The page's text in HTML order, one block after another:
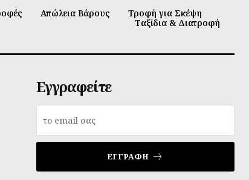
Απώλεια Βάρους
Τροφή για Σκέψη
Ταξίδια & Διατροφή
Εγγραφείτε
ΕΓΓΡΑΦΉ